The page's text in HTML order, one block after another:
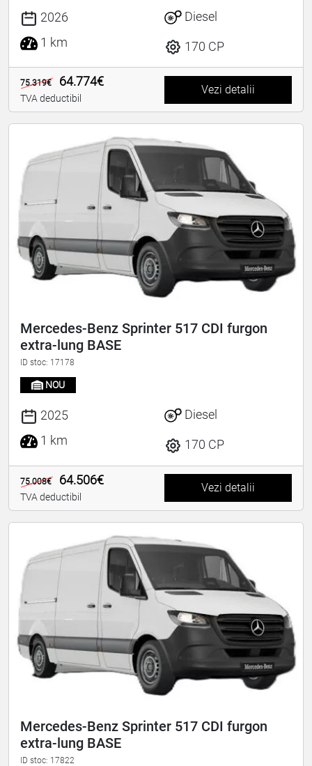
2026
1 km
Diesel
170 CP
75.319€ 64.774€
TVA deductibil
Vezi detalii
Mercedes-Benz Sprinter 517 CDI furgon
extra-lung BASE
ID stoc: 17178
NOU
2025
1 km
Diesel
170 CP
75.008€ 64.506€
TVA deductibil
Vezi detalii
Mercedes-Benz Sprinter 517 CDI furgon
extra-lung BASE
ID stoc: 17822